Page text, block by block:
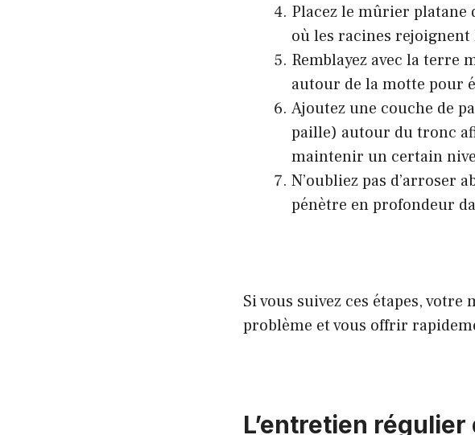
Placez le mûrier platane
où les racines
Remblayez avec la terre
autour de la motte pour
Ajoutez une couche de
paille) autour du tronc
maintenir un certain
N’oubliez pas d’arroser
pénètre en profondeur
Si vous suivez ces étapes,
problème et vous offrir
L’entretien